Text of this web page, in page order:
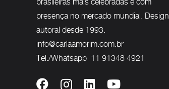
brasileiras mais celebradas e com
presença no mercado mundial. Design
autoral desde 1993.
info@carlaamorim.com.br
Tel./Whatsapp 11 91348 4921